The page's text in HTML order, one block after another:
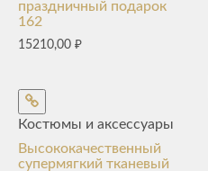
праздничный подарок
162
15210,00 ₽
Костюмы и аксессуары
Высококачественный
супермягкий тканевый